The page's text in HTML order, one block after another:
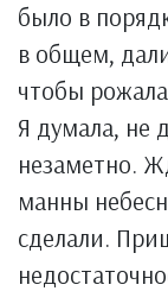
было в
в общем,
чтобы
Я думала, не
незаметно.
манны
сделали.